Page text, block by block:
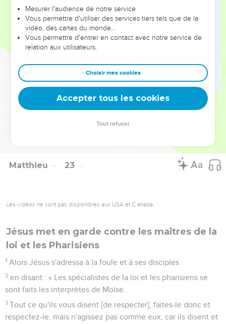
interrogea
en ces termes : « Que pensez-vous du Messie ? De qui
est-il le fils ? » Ils lui répondirent : « De David. »
Et Jésus leur dit : « Comment donc David, animé par
l'Esprit, peut-il l'appeler Seigneur lorsqu'il dit :
Le Seigneur a dit à mon Seigneur : ‘Assieds-toi à ma droite
jusqu'à ce que j'aie fait de tes ennemis ton marchepied’ ?
Si donc David l'appelle Seigneur, comment peut-il être
Matthieu 23
Les vidéos ne sont pas disponibles aux USA et C anada.
Jésus met en garde contre les maîtres de la
loi et les Pharisiens
1 Alors Jésus s'adressa à la foule et à ses disciples
2 en disant : « Les spécialistes de la loi et les pharisiens se
sont faits les interprètes de Moïse.
3 Tout ce qu'ils vous disent [de respecter], faites-le donc et
respectez-le, mais n'agissez pas comme eux, car ils disent et
Mesurer l'audience de notre service
Vous permettre d'utiliser des services tiers tels que de la
vidéo, des cartes du monde…
Vous permettre d'entrer en contact avec notre service de
relation aux utilisateurs.
Choisir mes cookies
Accepter tous les cookies
Tout refuser